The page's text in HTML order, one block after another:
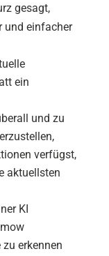
gesagt,
und einfacher
ein
und zu
verfügst,
aktuellsten
KI
erkennen